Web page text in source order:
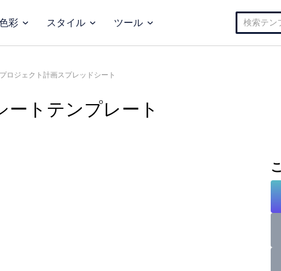
彩 スタイル ツール
検
索:
ロジェクト計画スプレッドシート
トテンプレート